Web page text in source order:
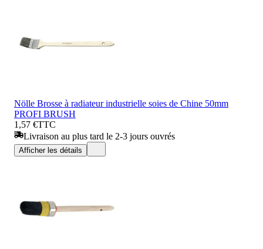
Nölle Brosse à radiateur industrielle soies de Chine 50mm
PROFI BRUSH
1,57 €TTC
Livraison au plus tard le 2-3 jours ouvrés
Afficher les détails